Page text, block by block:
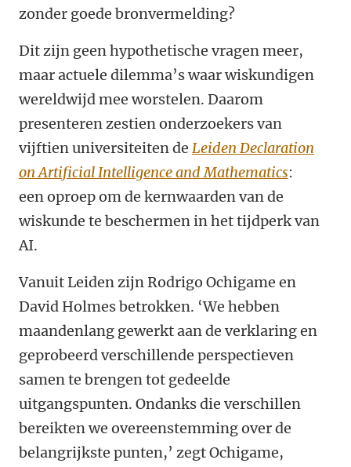
zonder goede bronvermelding?
Dit zijn geen hypothetische vragen meer,
maar actuele dilemma’s waar wiskundigen
wereldwijd mee worstelen. Daarom
presenteren zestien onderzoekers van
vijftien universiteiten de Leiden Declaration
on Artificial Intelligence and Mathematics:
een oproep om de kernwaarden van de
wiskunde te beschermen in het tijdperk van
AI.
Vanuit Leiden zijn Rodrigo Ochigame en
David Holmes betrokken. ‘We hebben
maandenlang gewerkt aan de verklaring en
geprobeerd verschillende perspectieven
samen te brengen tot gedeelde
uitgangspunten. Ondanks die verschillen
bereikten we overeenstemming over de
belangrijkste punten,’ zegt Ochigame,